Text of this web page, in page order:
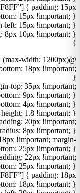
{ padding: 15px
15px !important; }
left: 15px !important; }
8px 10px !important; }
}
@media (min-width: 769px) and (max-width: 1200px) {
18px !important;
}
top: 35px !important;
9px !important; }
4px !important; }
1.8 !important; }
20px !important;
8px !important; }
!important; margin-
25px !important; }
22px !important;
25px !important; }
{ padding: 18px
18px !important; }